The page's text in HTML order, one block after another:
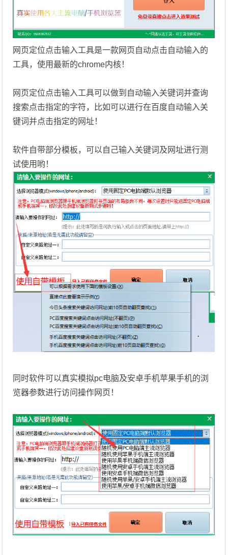
网页定位点击输入工具是一款网页自动点击自动输入的
工具，使用最新的chrome内核！
网页定位点击输入工具可以做到自动输入关键词并查询
搜索点击指定的字符，比如可以进行在百度自动输入关
键词并点击指定的网址！
软件自带部分模板，可以自己输入关键词及网址进行测
试使用哟！
同时软件可以真实模拟pc电脑及安卓手机苹果手机的浏
览器参数进行访问操作网页！